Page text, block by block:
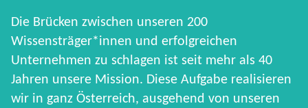
Die Brücken zwischen unseren 200
Wissensträger*innen und erfolgreichen
Unternehmen zu schlagen ist seit mehr als 40
Jahren unsere Mission. Diese Aufgabe realisieren
wir in ganz Österreich, ausgehend von unseren